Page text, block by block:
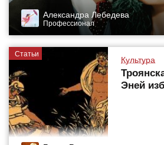
Александра Лебедева
Профессионал
Статьи
Культура
Эней